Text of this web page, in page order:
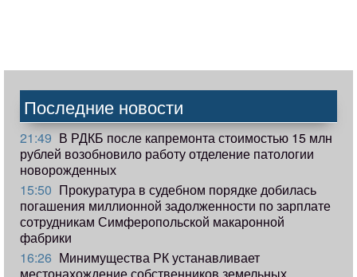
Последние новости
21:49 В РДКБ после капремонта стоимостью 15 млн
рублей возобновило работу отделение патологии
новорожденных
15:50 Прокуратура в судебном порядке добилась
погашения миллионной задолженности по зарплате
сотрудникам Симферопольской макаронной
фабрики
16:26 Минимущества РК устанавливает